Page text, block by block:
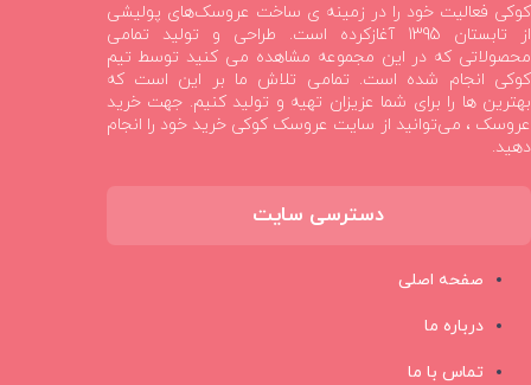
کوکی فعالیت خود را در زمینه ی ساخت عروسک‌های پولیشی
از تابستان 1395 آغازکرده است. طراحی و تولید تمامی
محصولاتی که در این مجموعه مشاهده می کنید توسط تیم
کوکی انجام شده است. تمامی تلاش ما بر این است که
بهترین ها را برای شما عزیزان تهیه و تولید کنیم. جهت خرید
عروسک ، می‌توانید از سایت عروسک کوکی خرید خود را انجام
دهید.
دسترسی سایت
صفحه اصلی
درباره ما
تماس با ما